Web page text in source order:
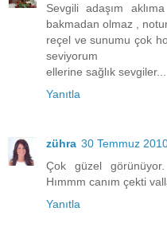
Sevgili adaşım
bakmadan olmaz ,
reçel ve sunumu çok
seviyorum
ellerine sağlık sevgiler...
Yanıtla
zühra 30 Temmuz
Çok güzel
Hımmm canım çekti
Yanıtla